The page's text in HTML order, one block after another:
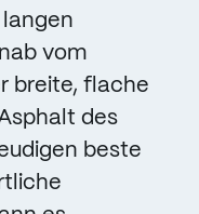
langen
vom
breite, flache
des
beste